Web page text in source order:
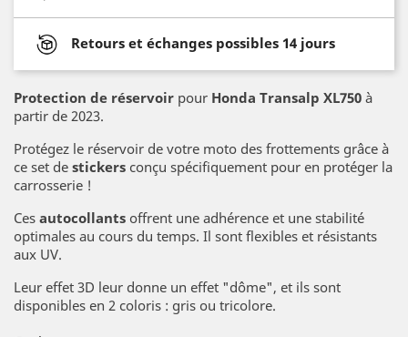
Retours et échanges possibles 14 jours
Protection de réservoir pour Honda Transalp XL750 à
partir de 2023.
Protégez le réservoir de votre moto des frottements grâce à
ce set de stickers conçu spécifiquement pour en protéger la
carrosserie !
Ces autocollants offrent une adhérence et une stabilité
optimales au cours du temps. Il sont flexibles et résistants
aux UV.
Leur effet 3D leur donne un effet "dôme", et ils sont
disponibles en 2 coloris : gris ou tricolore.